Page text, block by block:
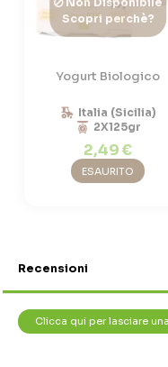
Scopri perchè?
Yogurt Biologico
Italia (Sicilia)
2X125gr
2,49 €
ESAURITO
Recensioni
Clicca qui per lasciare